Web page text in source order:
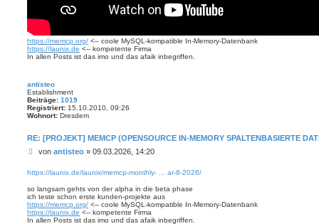
https://memcp.org/ <-- coole MySQL-kompatible In-Memory-Datenbank
https://launix.de <-- kompetente Firma
In allen Posts ist das imo und das afaik inbegriffen.
antisteo
Establishment
Beiträge: 1019
Registriert: 15.10.2010, 09:26
Wohnort: Dresdem
RE: [PROJEKT] MEMCP (OPENSOURCE IN-MEMORY SPALTENBASIERTE
B
i
r
a
g
von antisteo» 09.03.2026, 14:20
https://launix.de/launix/memcp-monthly- ... ar-8-2026/
so langsam gehts von der alpha in die beta phase
ich teste schon erste kunden-projekte aus
https://memcp.org/ <-- coole MySQL-kompatible In-Memory-Datenbank
https://launix.de <-- kompetente Firma
In allen Posts ist das imo und das afaik inbegriffen.